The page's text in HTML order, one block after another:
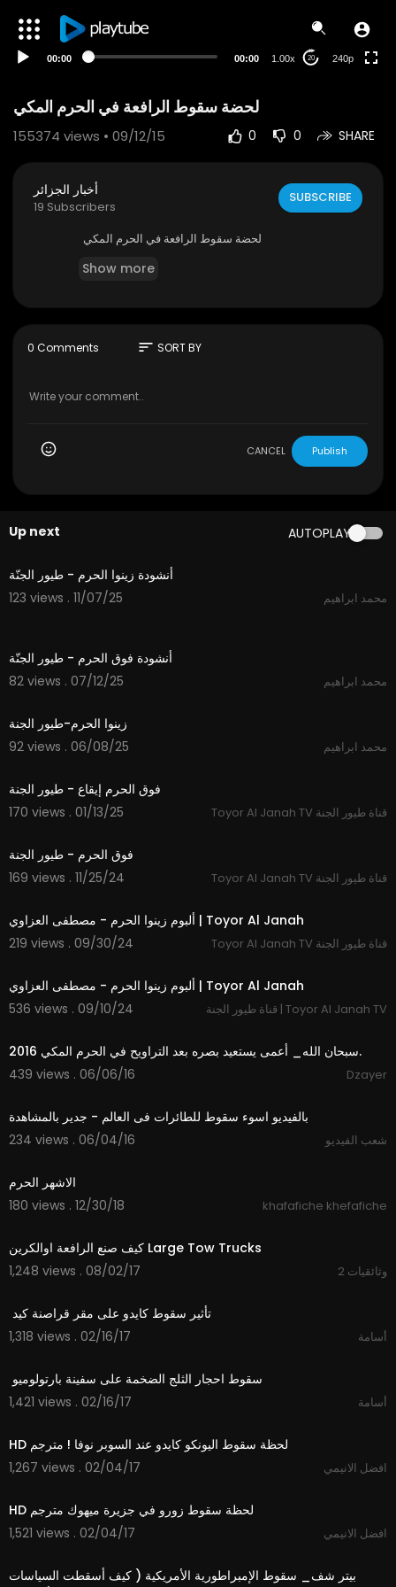
00:00 00:00 1.00x 20 240p
لحضة سقوط الرافعة في الحرم المكي
155374 views • 09/12/15 0 0 SHARE
أخبار الجزائر
19 Subscribers
SUBSCRIBE
لحضة سقوط الرافعة في الحرم المكي
Show more
0 Comments sort SORT BY
CANCEL Publish
Up next AUTOPLAY
5:08
أنشودة زينوا الحرم - طيور الجنّة
123 views . 11/07/25
محمد ابراهيم
أنشودة فوق الحرم - طيور الجنّة
82 views . 07/12/25
محمد ابراهيم
زينوا الحرم-طيور الجنة
92 views . 06/08/25
محمد ابراهيم
فوق الحرم إيقاع - طيور الجنة
170 views . 01/13/25
Toyor Al Janah TV قناة طيور الجنة
فوق الحرم - طيور الجنة
169 views . 11/25/24
Toyor Al Janah TV قناة طيور الجنة
ألبوم زينوا الحرم - مصطفى العزاوي | Toyor Al Janah
219 views . 09/30/24
Toyor Al Janah TV قناة طيور الجنة
ألبوم زينوا الحرم - مصطفى العزاوي | Toyor Al Janah
536 views . 09/10/24
قناة طيور الجنة | Toyor Al Janah TV
سبحان الله_ أعمى يستعيد بصره بعد التراويح في الحرم المكي 2016.
439 views . 06/06/16
Dzayer
بالفيديو اسوء سقوط للطائرات فى العالم - جدير بالمشاهدة
234 views . 06/04/16
شعب الفيديو
الاشهر الحرم
180 views . 12/30/18
khafafiche khefafiche
كيف صنع الرافعة اوالكرين Large Tow Trucks
1,248 views . 08/02/17
وثائقيات 2
1,318 views . 02/16/17
أسامة
1,421 views . 02/16/17
أسامة
1,267 views . 02/04/17
افضل الانيمي
1,521 views . 02/04/17
افضل الانيمي
‫بيتر شف_ سقوط الإمبراطورية الأمريكية ( كيف أسقطت السياسات